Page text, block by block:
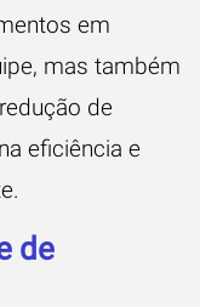
em
mas também
de
eficiência e
de